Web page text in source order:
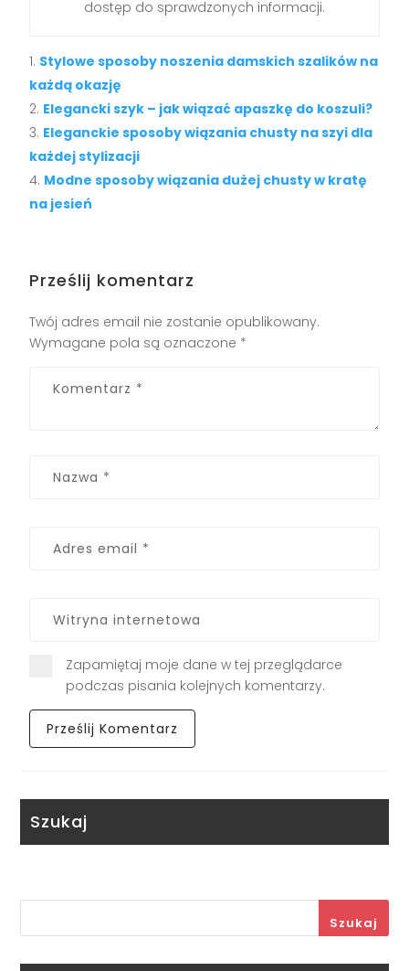
dostęp do sprawdzonych informacji.
Stylowe sposoby noszenia damskich szalików na
każdą okazję
Elegancki szyk – jak wiązać apaszkę do koszuli?
Eleganckie sposoby wiązania chusty na szyi dla
każdej stylizacji
Modne sposoby wiązania dużej chusty w kratę
na jesień
Prześlij komentarz
Twój adres email nie zostanie opublikowany.
Wymagane pola są oznaczone *
Zapamiętaj moje dane w tej przeglądarce
podczas pisania kolejnych komentarzy.
Szukaj
Szukaj